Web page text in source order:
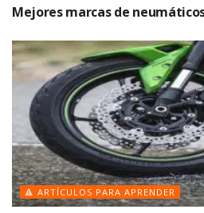
Mejores marcas de
🔺 ARTÍCULOS PARA APRENDER